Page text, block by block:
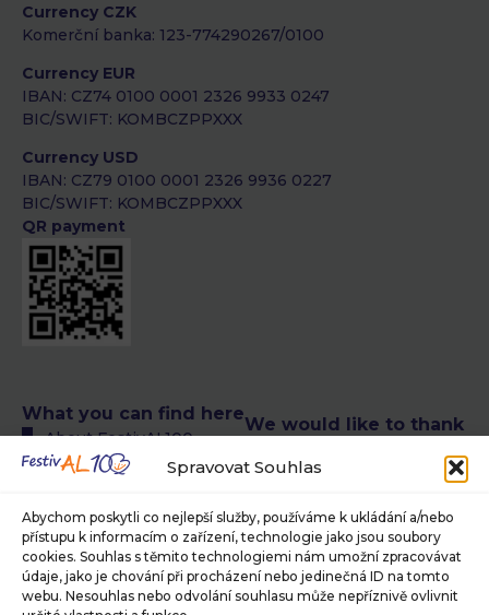
Spravovat Souhlas
Abychom poskytli co nejlepší služby, používáme k ukládání a/nebo
přístupu k informacím o zařízení, technologie jako jsou soubory
cookies. Souhlas s těmito technologiemi nám umožní zpracovávat
údaje, jako je chování při procházení nebo jedinečná ID na tomto
webu. Nesouhlas nebo odvolání souhlasu může nepříznivě ovlivnit
Currency CZK
Komerční banka: 123-774290267/0100
Currency EUR
IBAN: CZ74 0100 0001 2326 9933 0247
BIC/SWIFT: KOMBCZPPXXX
Currency USD
IBAN: CZ79 0100 0001 2326 9936 0227
BIC/SWIFT: KOMBCZPPXXX
QR payment
What you can find here
About FestivAL100
All FestivAL100 events
FestivAL100 events
calendar in CR
FestivAL100 events
calendar abroad
We would like to thank
the following authors
of photographs
Museum of Photography
and Modern Visual Media in
Jindřichův Hradec, ©
Jaroslav Brabec, © Alan